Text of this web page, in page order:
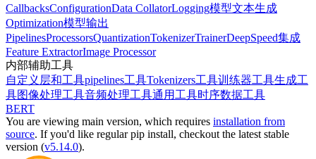
CallbacksConfigurationData CollatorLogging模型文本生成
Optimization模型输出
PipelinesProcessorsQuantizationTokenizerTrainerDeepSpeed集成
Feature ExtractorImage Processor
内部辅助工具
自定义层和工具pipelines工具Tokenizers工具训练器工具生成工
具图像处理工具音频处理工具通用工具时序数据工具
BERT
You are viewing main version, which requires installation from
source. If you'd like regular pip install, checkout the latest stable
version (v5.14.0).